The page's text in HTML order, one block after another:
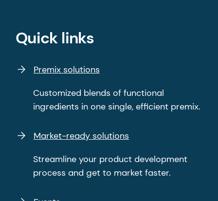
Quick links
Premix solutions
Customized blends of functional
ingredients in one single, efficient premix.
Market-ready solutions
Streamline your product development
process and get to market faster.